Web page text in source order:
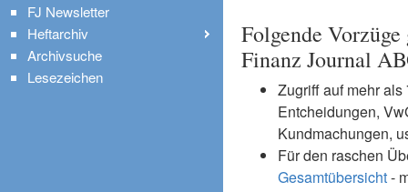
Folgende
Finanz Journal
Zugriff auf mehr
Entcheidungen,
Kundmachungen,
Für den raschen
Gesamtübersicht-
FJ Newsletter
Heftarchiv
Archivsuche
Lesezeichen